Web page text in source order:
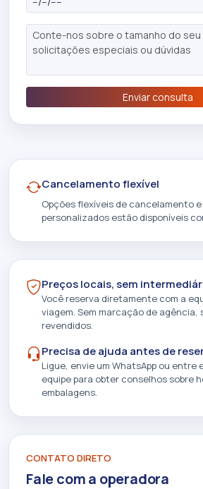
Enviar consulta
Cancelamento flexível
Opções flexíveis de cancelamento
personalizados estão disponíveis
Preços locais, sem
Você reserva diretamente com a
viagem. Sem marcação de agência,
revendidos.
Precisa de ajuda antes de
Ligue, envie um WhatsApp ou entre
equipe para obter conselhos sobre
embalagens.
CONTATO DIRETO
Fale com a operadora